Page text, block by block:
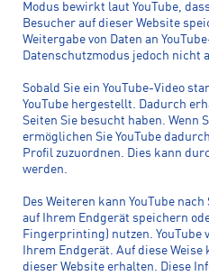
Modus bewirkt laut YouTube,
Besucher auf dieser Website
Weitergabe von Daten an
Datenschutzmodus jedoch nicht
Sobald Sie ein YouTube-Video
YouTube hergestellt. Dadurch
Seiten Sie besucht haben. Wenn
ermöglichen Sie YouTube
Profil zuzuordnen. Dies kann
werden.
Des Weiteren kann YouTube
auf Ihrem Endgerät speichern
Fingerprinting) nutzen. YouTube
Ihrem Endgerät. Auf diese
dieser Website erhalten. Diese